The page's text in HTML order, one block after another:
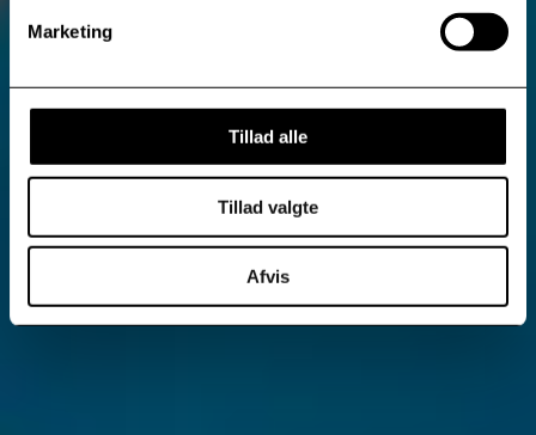
Marketing
Tillad alle
Tillad valgte
Afvis